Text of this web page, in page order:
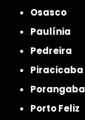
Osasco
Paulínia
Pedreira
Piracicaba
Porangaba
Porto Feliz